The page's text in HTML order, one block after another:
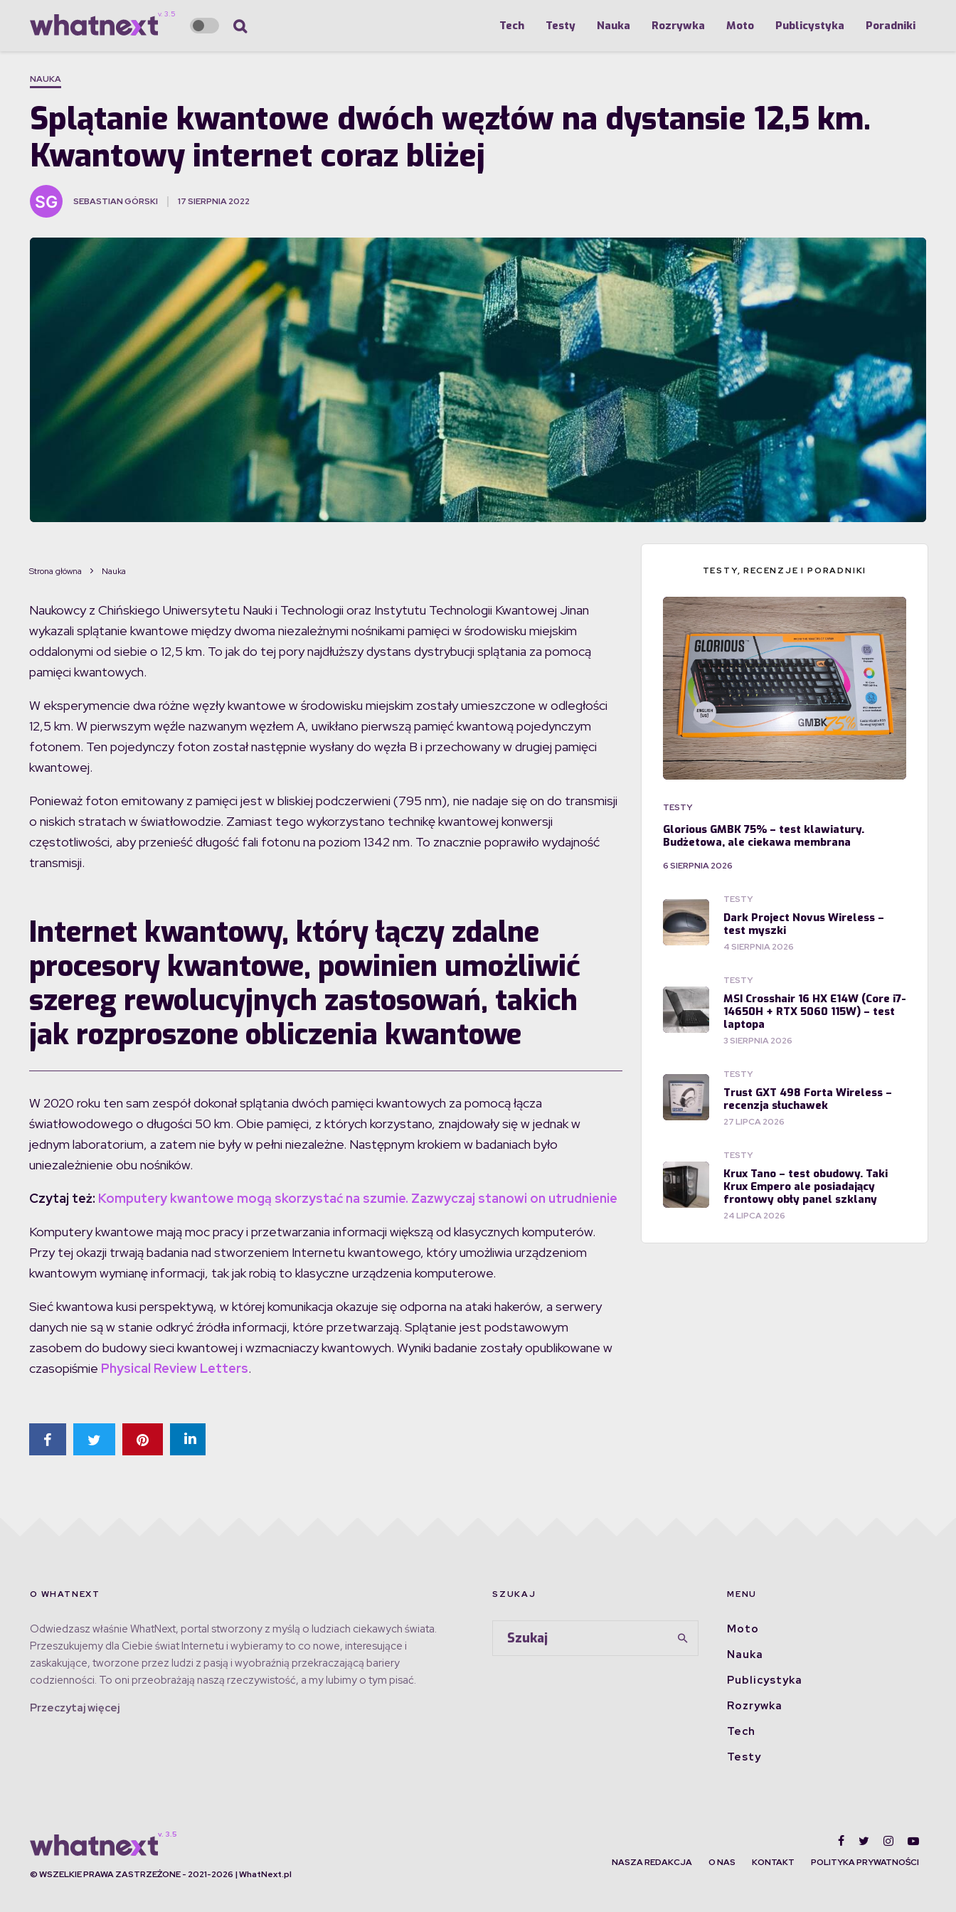
Tech Testy Nauka Rozrywka Moto Publicystyka Poradniki
NAUKA
Splątanie kwantowe dwóch węzłów na dystansie 12,5 km.
Kwantowy internet coraz bliżej
SEBASTIAN GÓRSKI 17 SIERPNIA 2022
Strona główna Nauka
Naukowcy z Chińskiego Uniwersytetu Nauki i Technologii oraz Instytutu Technologii Kwantowej Jinan
wykazali splątanie kwantowe między dwoma niezależnymi nośnikami pamięci w środowisku miejskim
oddalonymi od siebie o 12,5 km. To jak do tej pory najdłuższy dystans dystrybucji splątania za pomocą
pamięci kwantowych.
W eksperymencie dwa różne węzły kwantowe w środowisku miejskim zostały umieszczone w odległości
12,5 km. W pierwszym węźle nazwanym węzłem A, uwikłano pierwszą pamięć kwantową pojedynczym
fotonem. Ten pojedynczy foton został następnie wysłany do węzła B i przechowany w drugiej pamięci
kwantowej.
Ponieważ foton emitowany z pamięci jest w bliskiej podczerwieni (795 nm), nie nadaje się on do transmisji
o niskich stratach w światłowodzie. Zamiast tego wykorzystano technikę kwantowej konwersji
częstotliwości, aby przenieść długość fali fotonu na poziom 1342 nm. To znacznie poprawiło wydajność
transmisji.
Internet kwantowy, który łączy zdalne
procesory kwantowe, powinien umożliwić
szereg rewolucyjnych zastosowań, takich
jak rozproszone obliczenia kwantowe
W 2020 roku ten sam zespół dokonał splątania dwóch pamięci kwantowych za pomocą łącza
światłowodowego o długości 50 km. Obie pamięci, z których korzystano, znajdowały się w jednak w
jednym laboratorium, a zatem nie były w pełni niezależne. Następnym krokiem w badaniach było
uniezależnienie obu nośników.
Czytaj też: Komputery kwantowe mogą skorzystać na szumie. Zazwyczaj stanowi on utrudnienie
Komputery kwantowe mają moc pracy i przetwarzania informacji większą od klasycznych komputerów.
Przy tej okazji trwają badania nad stworzeniem Internetu kwantowego, który umożliwia urządzeniom
kwantowym wymianę informacji, tak jak robią to klasyczne urządzenia komputerowe.
Sieć kwantowa kusi perspektywą, w której komunikacja okazuje się odporna na ataki hakerów, a serwery
danych nie są w stanie odkryć źródła informacji, które przetwarzają. Splątanie jest podstawowym
zasobem do budowy sieci kwantowej i wzmacniaczy kwantowych. Wyniki badanie zostały opublikowane w
czasopiśmie Physical Review Letters.
TESTY, RECENZJE I PORADNIKI
TESTY
Glorious GMBK 75% – test klawiatury.
Budżetowa, ale ciekawa membrana
6 SIERPNIA 2026
TESTY
Dark Project Novus Wireless –
test myszki
4 SIERPNIA 2026
TESTY
MSI Crosshair 16 HX E14W (Core i7-
14650H + RTX 5060 115W) – test
laptopa
3 SIERPNIA 2026
TESTY
Trust GXT 498 Forta Wireless –
recenzja słuchawek
27 LIPCA 2026
TESTY
Krux Tano – test obudowy. Taki
Krux Empero ale posiadający
frontowy obły panel szklany
24 LIPCA 2026
O WHATNEXT
Odwiedzasz właśnie WhatNext, portal stworzony z myślą o ludziach ciekawych świata.
Przeszukujemy dla Ciebie świat Internetu i wybieramy to co nowe, interesujące i
zaskakujące, tworzone przez ludzi z pasją i wyobraźnią przekraczającą bariery
codzienności. To oni przeobrażają naszą rzeczywistość, a my lubimy o tym pisać.
Przeczytaj więcej
SZUKAJ MENU
Moto
Nauka
Publicystyka
Rozrywka
Tech
Testy
© WSZELKIE PRAWA ZASTRZEŻONE - 2021-2026 | WhatNext.pl
NASZA REDAKCJA O NAS KONTAKT POLITYKA PRYWATNOŚCI